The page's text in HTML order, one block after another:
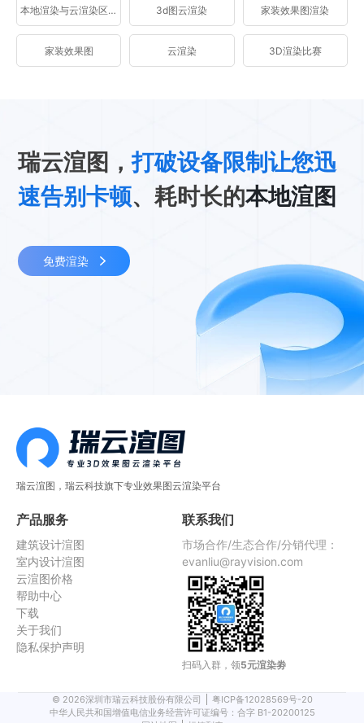
本地渲染与云渲染区别 3d图云渲染 家装效果图渲染
家装效果图 云渲染 3D渲染比赛
瑞云渲图，打破设备限制让您迅
速告别卡顿、耗时长的本地渲图
免费渲染
瑞云渲图，瑞云科技旗下专业效果图云渲染平台
产品服务
建筑设计渲图
室内设计渲图
云渲图价格
帮助中心
下载
关于我们
隐私保护声明
联系我们
市场合作/生态合作/分销代理：
evanliu@rayvision.com
扫码入群，领5元渲染劵
© 2026深圳市瑞云科技股份有限公司
粤ICP备12028569号-20
中华人民共和国增值电信业务经营许可证编号：合字 B1-20200125